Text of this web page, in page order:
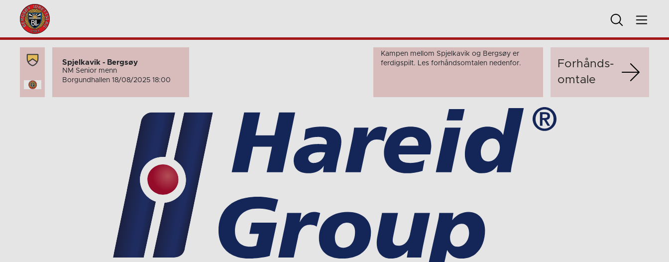
Spjelkavik - Bergsøy
NM Senior menn
Borgundhallen 18/08/2025 18:00
Kampen mellom Spjelkavik og Bergsøy er
ferdigspilt. Les forhåndsomtalen nedenfor.
Forhånds­
omtale